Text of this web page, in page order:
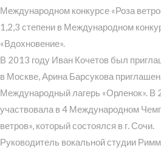
Международном конкурсе «Роза
1,2,3 степени в Международном
«Вдохновение».
В 2013 году Иван Кочетов был
в Москве, Арина Барсукова
Международный лагерь «Орленок». В
участвовала в 4 Международном
ветров», который состоялся в г. Сочи.
Руководитель вокальной студии